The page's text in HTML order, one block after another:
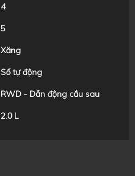
4
5
Xăng
Số tự động
RWD - Dẫn động cầu sau
2.0 L